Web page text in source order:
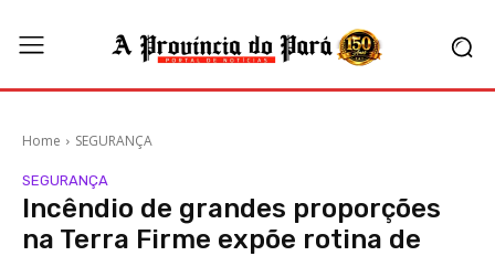
Home SEGURANÇA
SEGURANÇA
Incêndio de grandes proporções
na Terra Firme expõe rotina de